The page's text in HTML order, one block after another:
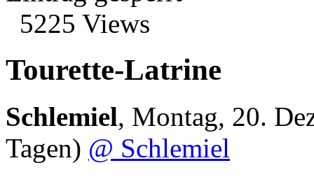
5225 Views
Tourette-Latrine
Schlemiel, Montag, 20.
Tagen) @ Schlemiel